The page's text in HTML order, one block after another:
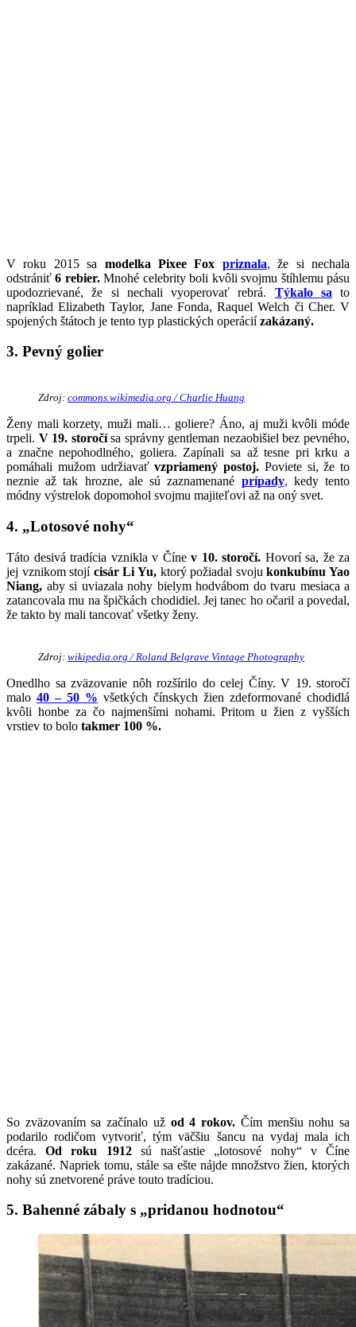
V roku 2015 sa modelka Pixee Fox priznala, že si nechala
odstrániť6 rebier.Mnohé celebrity boli kvôli svojmu štíhlemu pásu
upodozrievané, že si nechali vyoperovať rebrá. Týkalo sa to
napríklad Elizabeth Taylor, Jane Fonda, Raquel Welch či Cher. V
spojených štátoch je tento typ plastických operáciízakázaný.
3. Pevný golier
Zdroj: commons.wikimedia.org / Charlie Huang
Ženy mali korzety, muži mali… goliere? Áno, aj muži kvôli móde
trpeli. V 19. storočísa správny gentleman nezaobišiel bez pevného,
a značne nepohodlného, goliera. Zapínali sa až tesne pri krku a
pomáhali mužom udržiavaťvzpriamený postoj. Poviete si, že to
neznie až tak hrozne, ale sú zaznamenané prípady, kedy tento
módny výstrelok dopomohol svojmu majiteľovi až na oný svet.
4. „Lotosové nohy“
Táto desivá tradícia vznikla v Číne v 10. storočí. Hovorí sa, že za
jej vznikom stojí cisár Li Yu, ktorý požiadal svojukonkubínu Yao
Niang, aby si uviazala nohy bielym hodvábom do tvaru mesiaca a
zatancovala mu na špičkách chodidiel. Jej tanec ho očaril a povedal,
že takto by mali tancovať všetky ženy.
Zdroj: wikipedia.org / Roland Belgrave Vintage Photography
Onedlho sa zväzovanie nôh rozšírilo do celej Číny. V 19. storočí
malo 40 – 50 % všetkých čínskych žien zdeformované chodidlá
kvôli honbe za čo najmenšími nohami. Pritom u žien z vyšších
vrstiev to bolo takmer 100 %.
So zväzovaním sa začínalo už od 4 rokov. Čím menšiu nohu sa
podarilo rodičom vytvoriť, tým väčšiu šancu na vydaj mala ich
dcéra.Od roku 1912sú našťastie „lotosové nohy“ v Číne
zakázané. Napriek tomu, stále sa ešte nájde množstvo žien, ktorých
nohy sú znetvorené práve touto tradíciou.
5. Bahenné zábaly s „pridanou hodnotou“